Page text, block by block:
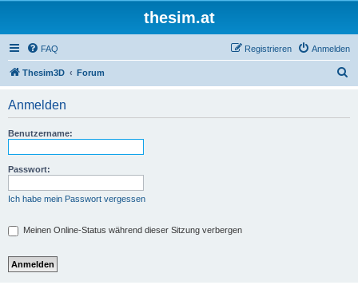
thesim.at
FAQ Anmelden
Registrieren
Thesim3D Forum
Anmelden
Benutzername:
Passwort:
Ich habe mein Passwort vergessen
Meinen Online-Status während dieser Sitzung verbergen